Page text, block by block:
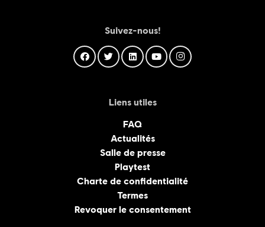
Suivez-nous!
Liens utiles
FAQ
Actualités
Salle de presse
Playtest
Charte de confidentialité
Termes
Revoquer le consentement